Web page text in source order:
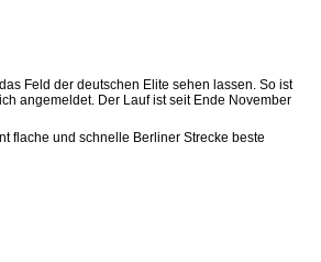
Feld der deutschen Elite sehen lassen. So ist
angemeldet. Der Lauf ist seit Ende November
flache und schnelle Berliner Strecke beste